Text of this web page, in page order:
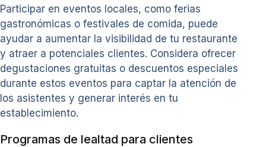
Participar en eventos locales, como ferias
gastronómicas o festivales de comida, puede
ayudar a aumentar la visibilidad de tu restaurante
y atraer a potenciales clientes. Considera ofrecer
degustaciones gratuitas o descuentos especiales
durante estos eventos para captar la atención de
los asistentes y generar interés en tu
establecimiento.
Programas de lealtad para clientes